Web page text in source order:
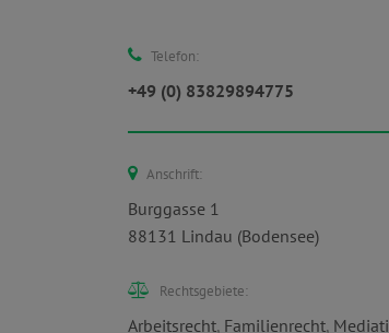
Telefon:
+49 (0) 83829894775
Anschrift:
Burggasse 1
88131 Lindau (Bodensee)
Rechtsgebiete:
Arbeitsrecht, Familienrecht,